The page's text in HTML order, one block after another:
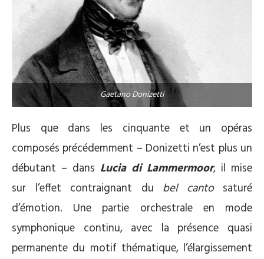
Gaetano Donizetti
Plus que dans les cinquante et un opéras
composés précédemment – Donizetti n’est plus un
débutant – dans Lucia di Lammermoor, il mise
sur l’effet contraignant du bel cantosaturé
d’émotion. Une partie orchestrale en mode
symphonique continu, avec la présence quasi
permanente du motif thématique, l’élargissement